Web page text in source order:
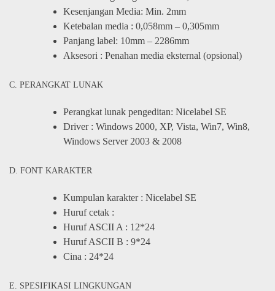
Kesenjangan Media: Min. 2mm
Ketebalan media : 0,058mm – 0,305mm
Panjang label: 10mm – 2286mm
Aksesori : Penahan media eksternal (opsional)
C. PERANGKAT LUNAK
Perangkat lunak pengeditan: Nicelabel SE
Driver : Windows 2000, XP, Vista, Win7, Win8,
Windows Server 2003 & 2008
D. FONT KARAKTER
Kumpulan karakter : Nicelabel SE
Huruf cetak :
Huruf ASCII A : 12*24
Huruf ASCII B : 9*24
Cina : 24*24
E. SPESIFIKASI LINGKUNGAN